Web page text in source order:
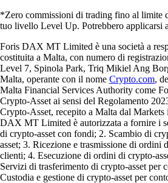
*Zero commissioni di trading fino al limite
tuo livello Level Up. Potrebbero applicarsi
Foris DAX MT Limited è una società a
costituita a Malta, con numero di
Level 7, Spinola Park, Triq Mikiel Ang
Malta, operante con il nome Crypto.com,
Malta Financial Services Authority come
Crypto-Asset ai sensi del Regolamento
Crypto-Asset, recepito a Malta dal
DAX MT Limited è autorizzata a fornire i
di crypto-asset con fondi; 2. Scambio di
asset; 3. Ricezione e trasmissione di ordini
clienti; 4. Esecuzione di ordini di crypto-
Servizi di trasferimento di crypto-asset per
Custodia e gestione di crypto-asset per